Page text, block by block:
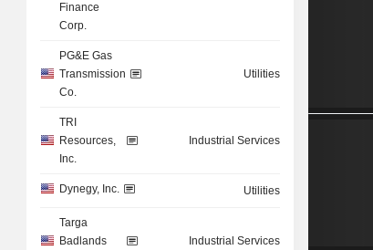
Finance
Corp.
PG&E Gas
Transmission
Co.
Utilities
TRI
Resources,
Inc.
Industrial Services
Dynegy, Inc. Utilities
Targa
Badlands
Industrial Services